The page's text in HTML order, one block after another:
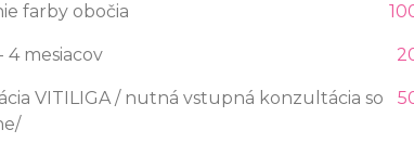
farby obočia
4 mesiacov
VITILIGA / nutná vstupná konzultácia so